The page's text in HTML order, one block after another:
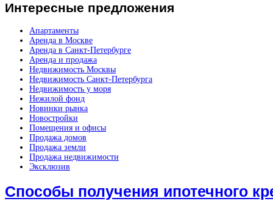
Интересные предложения
Апартаменты
Аренда в Москве
Аренда в Санкт-Петербурге
Аренда и продажа
Недвижимость Москвы
Недвижимость Санкт-Петербурга
Недвижимость у моря
Нежилой фонд
Новинки рынка
Новостройки
Помещения и офисы
Продажа домов
Продажа земли
Продажа недвижимости
Эксклюзив
Способы получения ипотечного